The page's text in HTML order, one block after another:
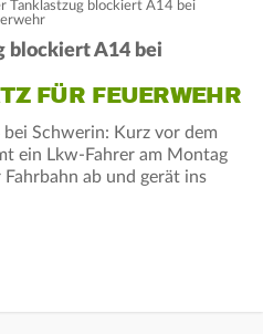
Tanklastzug blockiert A14 bei
blockiert A14 bei
FÜR FEUERWEHR
Schwerin: Kurz vor dem
ein Lkw-Fahrer am Montag
ab und gerät ins